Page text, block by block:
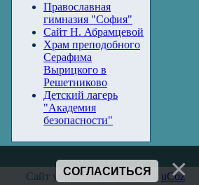
Православная
гимназия "София"
Сайт Н. Абрамцевой
Храм преподобного
Серафима
Вырицкого в
Решетниково
Детский лагерь
"Академия
безопасности"
Сайт управляется системой uCoz
СОГЛАСИТЬСЯ